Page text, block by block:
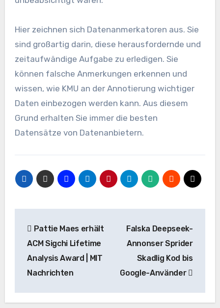
Hier zeichnen sich Datenanmerkatoren aus. Sie
sind großartig darin, diese herausfordernde und
zeitaufwändige Aufgabe zu erledigen. Sie
können falsche Anmerkungen erkennen und
wissen, wie KMU an der Annotierung wichtiger
Daten einbezogen werden kann. Aus diesem
Grund erhalten Sie immer die besten
Datensätze von Datenanbietern.
Navigation
Pattie Maes erhält
ACM Sigchi Lifetime
Analysis Award | MIT
Nachrichten
Falska Deepseek-
Annonser Sprider
Skadlig Kod bis
Google-Använder